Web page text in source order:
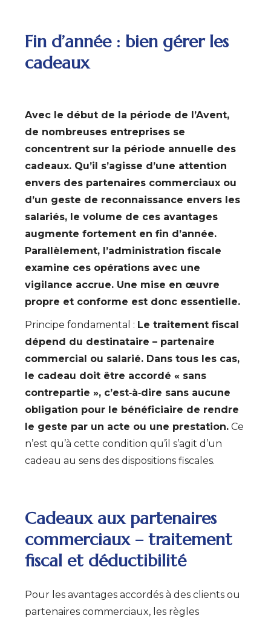
Fin d’année : bien gérer les
cadeaux
Avec le début de la période de l’Avent,
de nombreuses entreprises se
concentrent sur la période annuelle des
cadeaux. Qu’il s’agisse d’une attention
envers des partenaires commerciaux ou
d’un geste de reconnaissance envers les
salariés, le volume de ces avantages
augmente fortement en fin d’année.
Parallèlement, l’administration fiscale
examine ces opérations avec une
vigilance accrue. Une mise en œuvre
propre et conforme est donc essentielle.
Principe fondamental : Le traitement fiscal
dépend du destinataire – partenaire
commercial ou salarié. Dans tous les cas,
le cadeau doit être accordé « sans
contrepartie », c’est‑à‑dire sans aucune
obligation pour le bénéficiaire de rendre
le geste par un acte ou une prestation. Ce
n’est qu’à cette condition qu’il s’agit d’un
cadeau au sens des dispositions fiscales.
Cadeaux aux partenaires
commerciaux – traitement
fiscal et déductibilité
Pour les avantages accordés à des clients ou
partenaires commerciaux, les règles